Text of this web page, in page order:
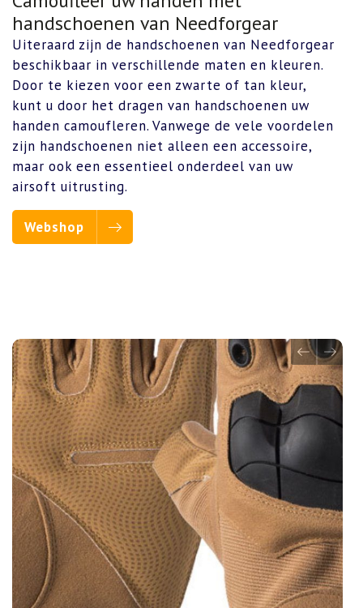
handschoenen van Needforgear
Uiteraard zijn de handschoenen van Needforgear
beschikbaar in verschillende maten en kleuren.
Door te kiezen voor een zwarte of tan kleur,
kunt u door het dragen van handschoenen uw
handen camoufleren. Vanwege de vele voordelen
zijn handschoenen niet alleen een accessoire,
maar ook een essentieel onderdeel van uw
airsoft uitrusting.
Webshop
Previous
Next